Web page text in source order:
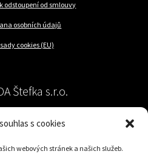
s cookies
webových stránek a našich služeb.
odstoupení od smlouvy
osobních údajů
cookies (EU)
Štefka s.r.o.